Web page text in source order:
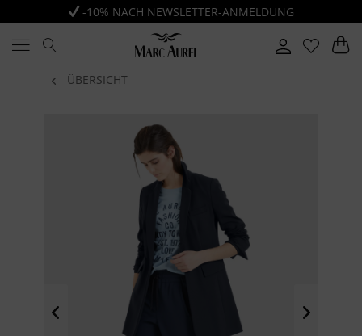
-10% NACH NEWSLETTER-ANMELDUNG
ÜBERSICHT